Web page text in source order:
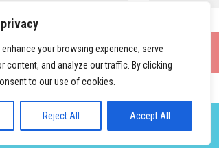
your browsing experience, serve
content, and analyze our traffic. By clicking
to our use of cookies.
Reject All Accept All